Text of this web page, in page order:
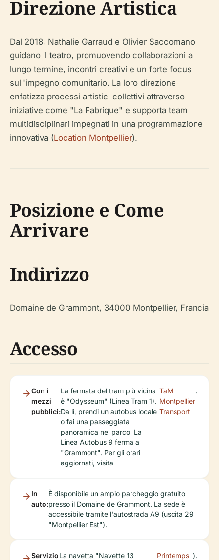
Direzione Artistica
Dal 2018, Nathalie Garraud e Olivier Saccomano
guidano il teatro, promuovendo collaborazioni a
lungo termine, incontri creativi e un forte focus
sull'impegno comunitario. La loro direzione
enfatizza processi artistici collettivi attraverso
iniziative come "La Fabrique" e supporta team
multidisciplinari impegnati in una programmazione
innovativa (Location Montpellier).
Posizione e Come
Arrivare
Indirizzo
Domaine de Grammont, 34000 Montpellier, Francia
Accesso
Con i
mezzi
pubblici:
La fermata del tram più vicina
è "Odysseum" (Linea Tram 1).
Da lì, prendi un autobus locale
o fai una passeggiata
panoramica nel parco. La
Linea Autobus 9 ferma a
"Grammont". Per gli orari
aggiornati, visita
TaM
Montpellier
Transport
.
In
auto:
È disponibile un ampio parcheggio gratuito
presso il Domaine de Grammont. La sede è
accessibile tramite l'autostrada A9 (uscita 29
"Montpellier Est").
ServizioLa navetta "Navette 13
Printemps ).